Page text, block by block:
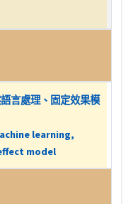
言處理、固定效果模
learning,
model